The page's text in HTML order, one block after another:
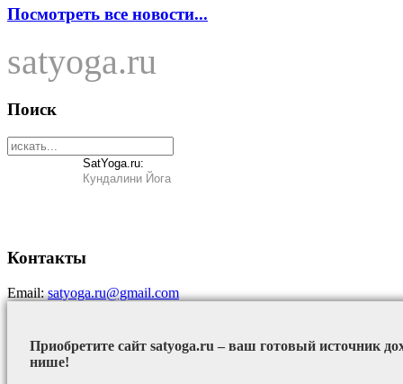
Посмотреть все новости...
satyoga.ru
Поиск
SatYoga.ru:
Кундалини Йога
Контакты
Email:satyoga.ru@gmail.com
Приобретите сайт satyoga.ru – ваш готовый источник
нише!